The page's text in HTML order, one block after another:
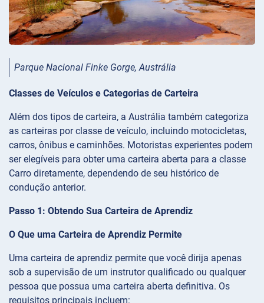
Parque Nacional Finke Gorge, Austrália
Classes de Veículos e Categorias de Carteira
Além dos tipos de carteira, a Austrália também categoriza
as carteiras por classe de veículo, incluindo motocicletas,
carros, ônibus e caminhões. Motoristas experientes podem
ser elegíveis para obter uma carteira aberta para a classe
Carro diretamente, dependendo de seu histórico de
condução anterior.
Passo 1: Obtendo Sua Carteira de Aprendiz
O Que uma Carteira de Aprendiz Permite
Uma carteira de aprendiz permite que você dirija apenas
sob a supervisão de um instrutor qualificado ou qualquer
pessoa que possua uma carteira aberta definitiva. Os
requisitos principais incluem: